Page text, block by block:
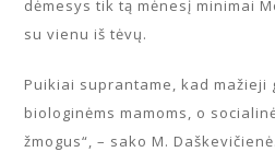
dėmesys tik tą mėnesį minimai
su vienu iš tėvų.
Puikiai suprantame, kad
biologinėms mamoms, o
žmogus“, – sako M. Daškevičienė.